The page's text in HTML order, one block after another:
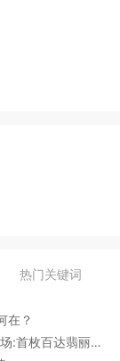
热门关键词
在？
富艺斯钟表十周年拍卖(DECADE ONE)重磅登场:首枚百达翡丽1518精钢腕表领衔呈献